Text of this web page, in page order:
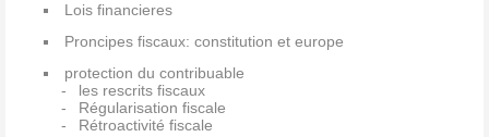
Lois financieres
Proncipes fiscaux: constitution et europe
protection du contribuable
les rescrits fiscaux
Régularisation fiscale
Rétroactivité fiscale